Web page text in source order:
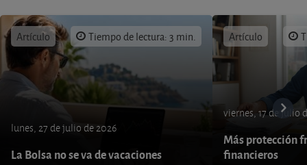
Artículo Tiempo de lectura: 3 min.
lunes, 27 de julio de 2026
La Bolsa no se va de vacaciones
Artículo
viernes, 17 de julio
Más protección
financieros